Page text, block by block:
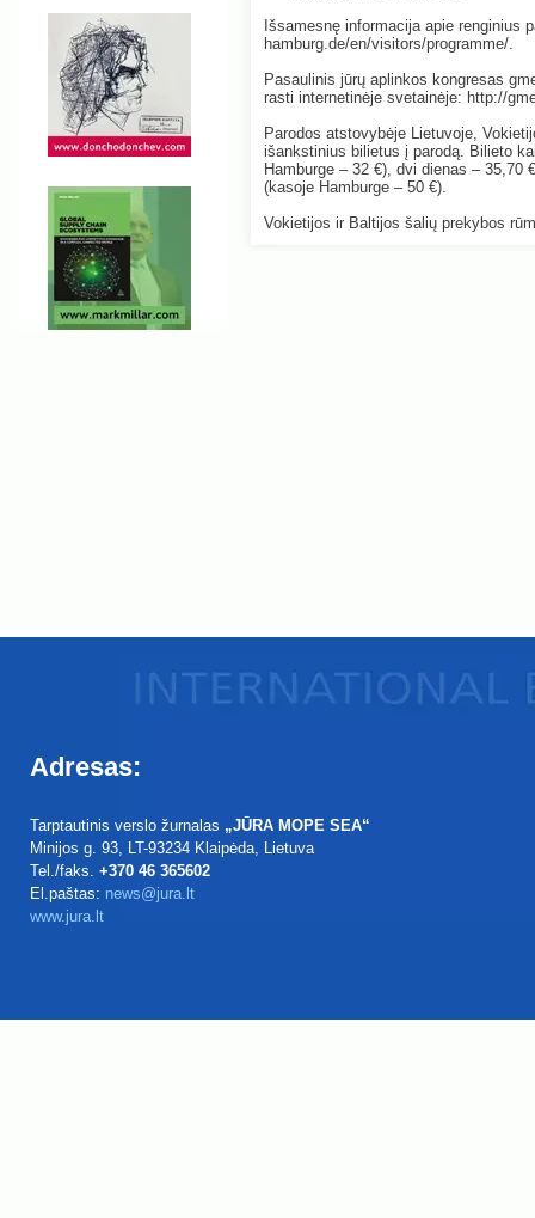
Išsamesnę informacija apie
hamburg.de/en/visitors/programme/.
Pasaulinis jūrų aplinkos kongresas
rasti internetinėje svetainėje: http://
Parodos atstovybėje Lietuvoje,
išankstinius bilietus į parodą. Bilieto
Hamburge – 32 €), dvi dienas – 35,70
(kasoje Hamburge – 50 €).
Vokietijos ir Baltijos šalių prekybos
Adresas:
Tarptautinis verslo žurnalas „JŪRA MOPE SEA“
Minijos g. 93, LT-93234 Klaipėda, Lietuva
Tel./faks. +370 46 365602
El.paštas: news@jura.lt
www.jura.lt